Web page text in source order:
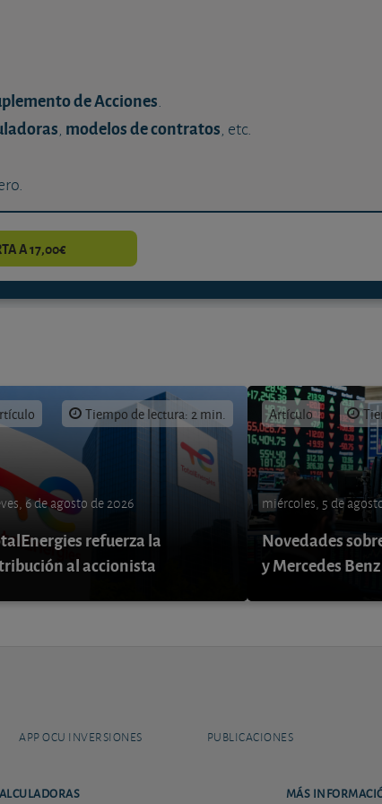
de Acciones.
, modelos de contratos, etc.
A 17,00€
Tiempo de lectura: 2 min.
6 de agosto de 2026
refuerza la
al accionista
Artículo
miércoles, 5 de
Novedades
y Mercedes Benz
APP OCU INVERSIONES PUBLICACIONES
MÁS